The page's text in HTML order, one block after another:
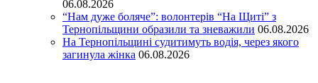
06.08.2026
“Нам дуже боляче”: волонтерів “На Щиті” з
Тернопільщини образили та зневажили 06.08.2026
На Тернопільщині судитимуть водія, через якого
загинула жінка 06.08.2026